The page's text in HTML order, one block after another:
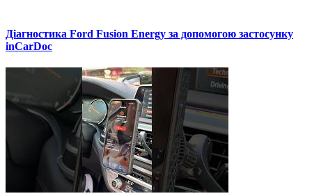
Діагностика Ford Fusion Energy за допомогою застосунку
inCarDoc